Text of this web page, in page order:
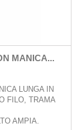
MANICA...
LUNGA IN
FILO, TRAMA
AMPIA.